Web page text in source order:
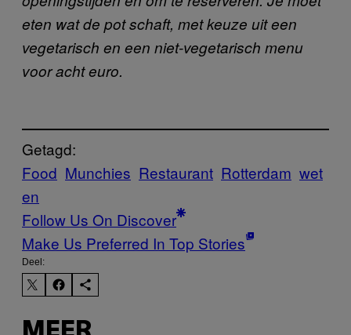
eten wat de pot schaft, met keuze uit een
vegetarisch en een niet-vegetarisch menu
voor acht euro.
Getagd:
Food Munchies Restaurant Rotterdam wet
en
Follow Us On Discover
Make Us Preferred In Top Stories
Deel: